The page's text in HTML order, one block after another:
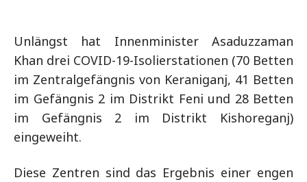
Unlängst hat Innenminister Asaduzzaman
Khan drei COVID-19-Isolierstationen (70 Betten
im Zentralgefängnis von Keraniganj, 41 Betten
im Gefängnis 2 im Distrikt Feni und 28 Betten
im Gefängnis 2 im Distrikt Kishoreganj)
eingeweiht.
Diese Zentren sind das Ergebnis einer engen